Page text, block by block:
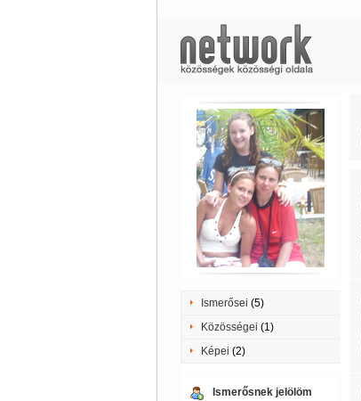
Ismerősei (5)
Közösségei (1)
Képei (2)
Ismerősnek jelölöm